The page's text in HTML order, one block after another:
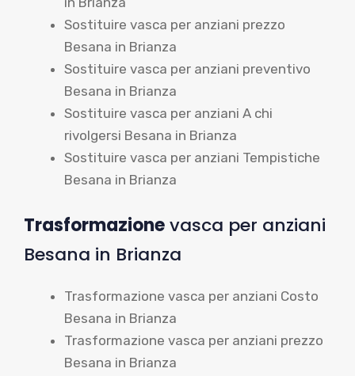
Sostituire vasca per anziani prezzo
Besana in Brianza
Sostituire vasca per anziani preventivo
Besana in Brianza
Sostituire vasca per anziani A chi
rivolgersi Besana in Brianza
Sostituire vasca per anziani Tempistiche
Besana in Brianza
Trasformazionevasca per anziani
Besana in Brianza
Trasformazione vasca per anziani Costo
Besana in Brianza
Trasformazione vasca per anziani prezzo
Besana in Brianza